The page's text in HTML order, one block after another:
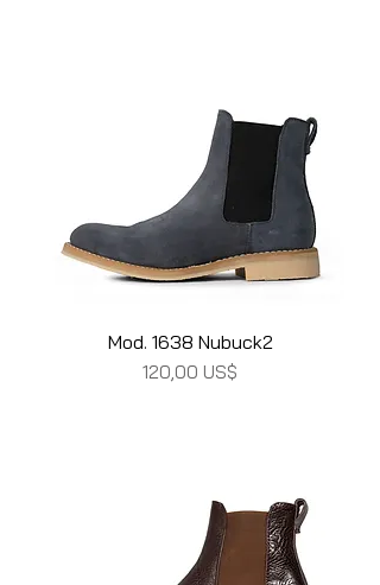
Mod. 1638 Nubuck2
Precio
120,00 US$